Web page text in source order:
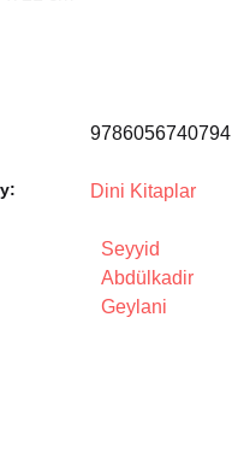
9786056740794
Dini Kitaplar
Seyyid
Abdülkadir
Geylani